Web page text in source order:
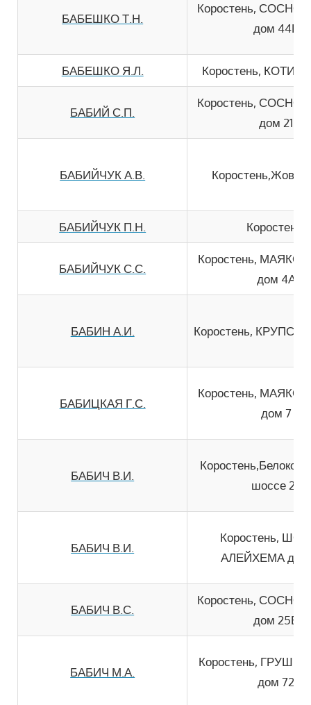
БАБЕШКО Т.Н.
Коростень,
дом 44Б
БАБЕШКО Я.Л. Коростень,
БАБИЙ С.П.
Коростень,
дом 21
БАБИЙЧУК А.В.
БАБИЙЧУК П.Н. Коростень,
БАБИЙЧУК С.С.
Коростень,
дом 4А
БАБИН А.И. Коростень,
БАБИЦКАЯ Г.С.
Коростень,
дом 7
БАБИЧ В.И.
шоссе 27
БАБИЧ В.И.
Коростень,
АЛЕЙХЕМА дом
БАБИЧ В.С.
Коростень,
дом 25В
БАБИЧ М.А.
Коростень,
дом 72